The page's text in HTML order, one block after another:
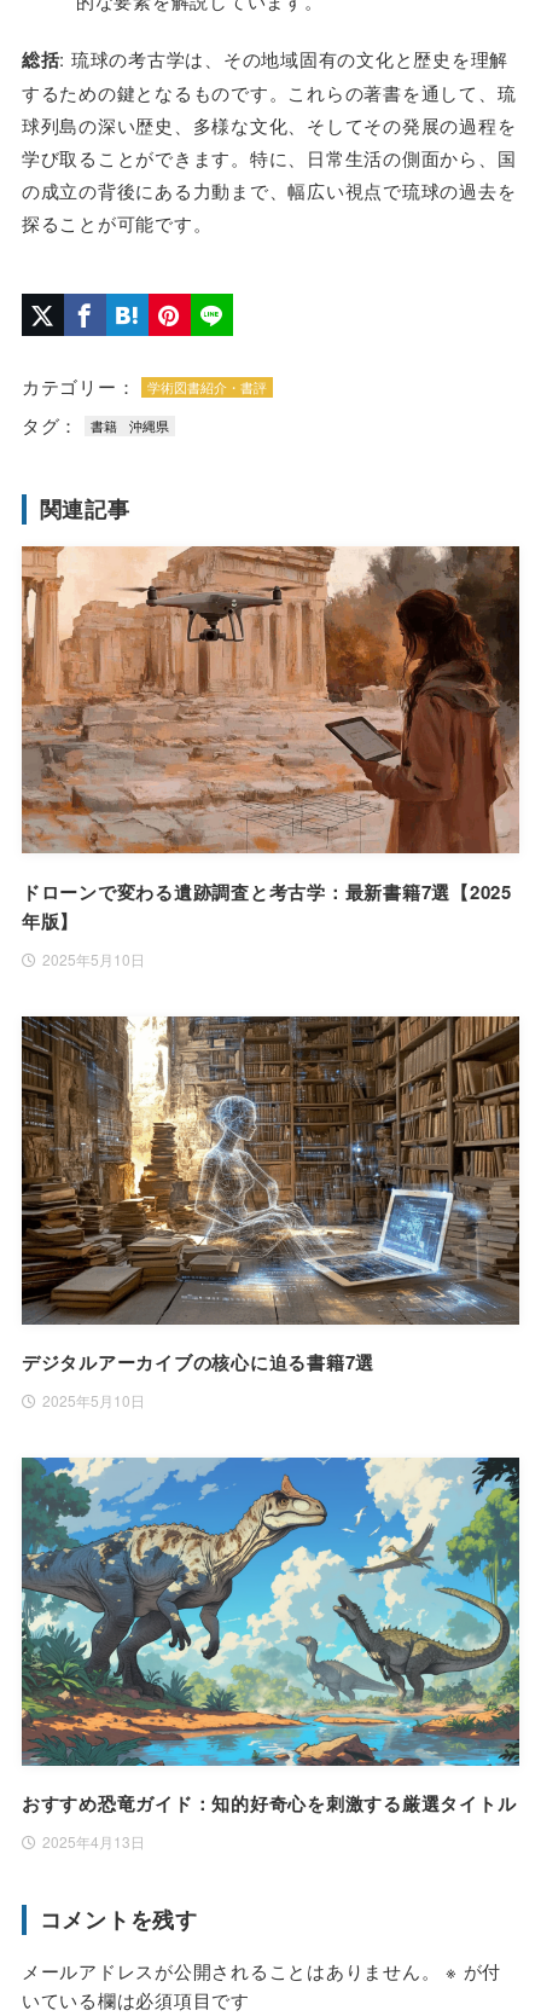
総括: 琉球の考古学は、その地域固有の文化と歴史を理解
するための鍵となるものです。これらの著書を通して、琉
球列島の深い歴史、多様な文化、そしてその発展の過程を
学び取ることができます。特に、日常生活の側面から、国
の成立の背後にある力動まで、幅広い視点で琉球の過去を
探ることが可能です。
カテゴリー： 学術図書紹介・書評
タグ： 書籍 沖縄県
関連記事
ドローンで変わる遺跡調査と考古学：最新書籍7選【2025
年版】
2025年5月10日
デジタルアーカイブの核心に迫る書籍7選
2025年5月10日
おすすめ恐竜ガイド：知的好奇心を刺激する厳選タイトル
2025年4月13日
コメントを残す
メールアドレスが公開されることはありません。 ※ が付
いている欄は必須項目です